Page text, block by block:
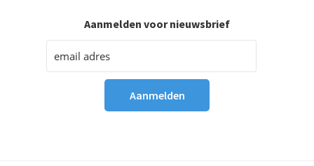
Aanmelden voor nieuwsbrief